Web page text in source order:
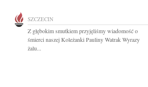
SZCZECIN
Z głębokim smutkiem przyjęliśmy wiadomość o
śmierci naszej Koleżanki Pauliny Watrak Wyrazy
żalu...